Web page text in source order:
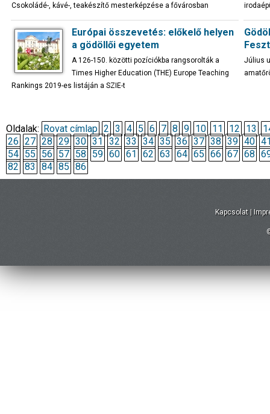
Csokoládé-, kávé-, teakészítő mesterképzése a fővárosban
Európai összevetés: előkelő helyen
a gödöllői egyetem
A 126-150. közötti pozíciókba rangsorolták a
Times Higher Education (THE) Europe Teaching
Rankings 2019-es listáján a SZIE-t
Július
Oldalak: Rovat címlap 2 3 4 5 6 7 8 9 10 11 12 13
26 27 28 29 30 31 32 33 34 35 36 37 38 39 40
54 55 56 57 58 59 60 61 62 63 64 65 66 67 68
82 83 84 85 86
Kapcsolat |